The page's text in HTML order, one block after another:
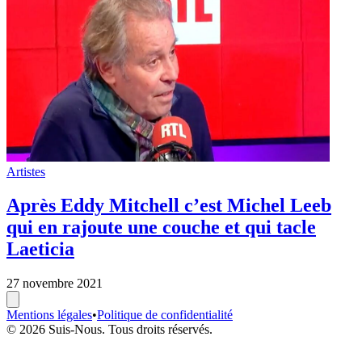
Artistes
Après Eddy Mitchell c’est Michel Leeb
qui en rajoute une couche et qui tacle
Laeticia
27 novembre 2021
Mentions légales•Politique de confidentialité
© 2026 Suis-Nous. Tous droits réservés.